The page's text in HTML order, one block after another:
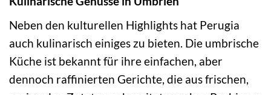
Neben den kulturellen Highlights hat Perugia
auch kulinarisch einiges zu bieten. Die umbrische
Küche ist bekannt für ihre einfachen, aber
dennoch raffinierten Gerichte, die aus frischen,